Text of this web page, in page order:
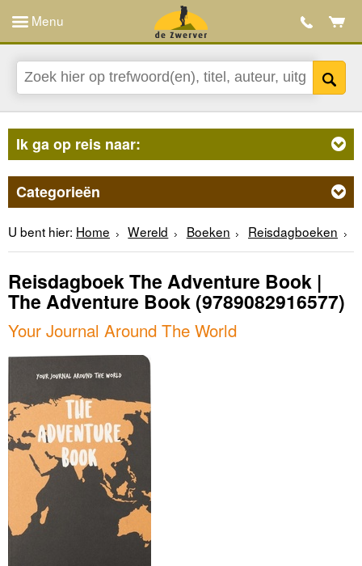
Menu
Ik ga op reis naar:
Categorieën
U bent hier: Home Wereld Boeken Reisdagboeken
Reisdagboek The Adventure Book |
The Adventure Book (9789082916577)
Your Journal Around The World